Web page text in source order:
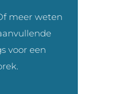
meer weten
voor een